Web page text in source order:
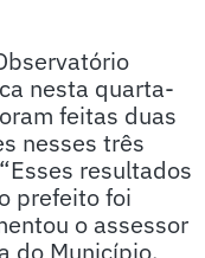
nesta quarta-
feitas duas
nesses três
resultados
prefeito foi
o assessor
do Município,